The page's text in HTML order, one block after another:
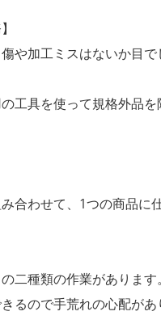
や加工ミスはないか目で
工具を使って規格外品を
合わせて、1つの商品に
二種類の作業があります。
るので手荒れの心配があ